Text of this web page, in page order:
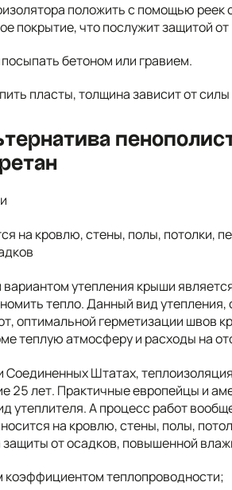
положить с помощью реек
покрытие, что послужит защитой
бетоном или гравием.
пласты, толщина зависит от
на кровлю, стены, полы, потолки,
утепления крыши
тепло. Данный вид
оптимальной герметизации швов
теплую атмосферу и расходы на
Соединенных Штатах,
25 лет. Практичные европейцы и
утеплителя. А процесс работ
на кровлю, стены, полы,
от осадков, повышенной
теплопроводности;